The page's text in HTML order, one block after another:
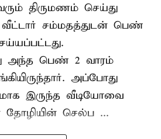
திருமணம் செய்து
சம்மதத்துடன் பெண்
அந்த பெண் 2 வாரம்
அப்போது
இருந்த வீடியோவை
தோழியின் செல்ப ...